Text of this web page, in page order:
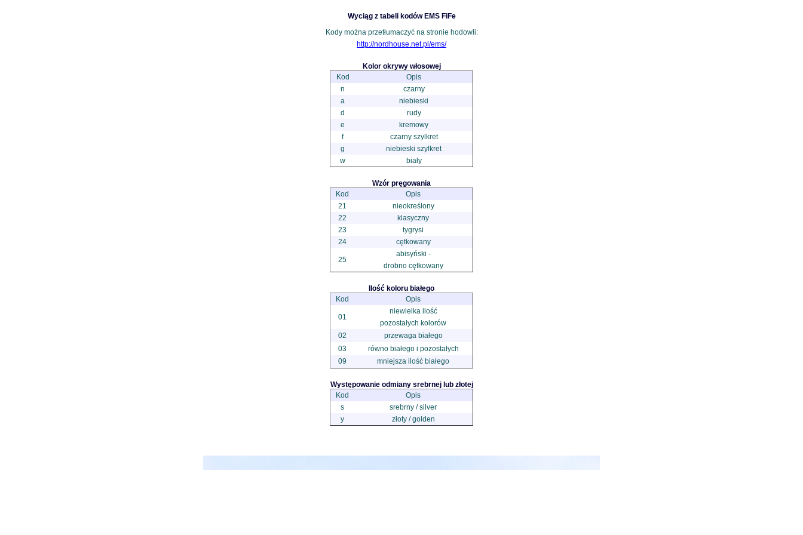
Wyciąg z tabeli kodów EMS FiFe
Kody można przetłumaczyć na stronie hodowli:
http://nordhouse.net.pl/ems/
Kolor okrywy włosowej
Kod
Opis
n
czarny
a
niebieski
d
rudy
e
kremowy
f
czarny szylkret
g
niebieski szylkret
w
biały
Wzór pręgowania
Kod
Opis
21
nieokreślony
22
klasyczny
23
tygrysi
24
cętkowany
25
abisyński -
drobno cętkowany
Ilość koloru białego
Kod
Opis
01
niewielka ilość
pozostałych kolorów
02
przewaga białego
03
równo białego i pozostałych
09
mniejsza ilość białego
Występowanie odmiany srebrnej lub złotej
Kod
Opis
s
srebrny / silver
y
złoty / golden